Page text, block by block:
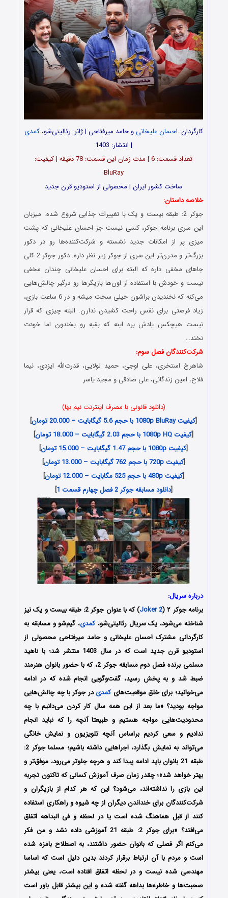
کارگردان: احسان علیخانیو حامد میرفتاحی | ژانر: رئالیتی‌شو،کمدی
| انتشار: 1403
تعداد قسمت‌: 6 | مدت زمان این قسمت: 78 دقیقه | کیفیت:
BluRay
ساخت کشور ایران | محصولی از استودیو قرن جدید
خلاصه داستان:
جوکر 2: طبقه بیست و یک با تغییرات جذابی شروع شده. میزبان
این سری برنامه جوکر، کسی نیست جز احسان علیخانی که پشت
میزی پر از امکانات جدید نشسته و شرکت‌کننده‌ها رو در دکور
بزرگ‌تر و مدرن‌تر این سری از جوکر زیر نظر داره. دکور جوکر 2 کلی
جاهای مخفی داره که البته برای احسان علیخانی چندان مخفی
نیست و خودش با استفاده از اون‌ها بازیگرها رو درگیر چالش‌هایی
می‌کنه که نخندیدن براشون خیلی سخت میشه و در 6 ساعت بازی،
زیاد فرصتی برای نفس راحت کشیدن ندارن. البته چیزی که قرار
نیست هیچکس یادش بره اینه که بقیه رو بخندون اما خودت
نخند…
شرکت‌کنندگان فصل سوم:
شاهرخ استخری، علی اوجی، حمید لولایی، قدرت‌الله ایزدی، نیما
فلاح، امین زندگانی، علی صادقی و مجید یاسر
(دانلود قانونی با مصرف اینترنت نیم بها)
[کیفیت 1080p BluRay با حجم 5.6 گیگابایت – 20.000 تومان
]
[کیفیت 1080p HQ با حجم 2.03 گیگابایت – 18.000 تومان
]
[کیفیت 1080p با حجم 1.47 گیگابایت – 15.000 تومان
]
[کیفیت 720p با حجم 762 گیگابایت – 13.000 تومان
]
[کیفیت 480p با حجم 525 مگابایت – 12.000 تومان
]
[دانلود مسابقه جوکر 2 فصل چهارم قسمت 1 ]
درباره سریال:
برنامه جوکر ۲ (
Joker 2
) که با عنوان جوکر 2: طبقه بیست و یک نیز
شناخته می‌شود، یک سریال رئالیتی‌شو،کمدی، گیم‌شو و مسابقه به
کارگردانی مشترک احسان علیخانی و حامد میرفتاحی محصولی از
استودیو قرن جدید است که در سال 1403 منتشر شد؛ با ناهید
مسلمی برنده فصل دوم مسابقه جوکر 2، که با حضور بانوان هنرمند
ضبط شد و به پخش رسید، گفت‌وگویی انجام شده که در ادامه
می‌خوانید؛ برای خلق موقعیت‌هایکمدیدر جوکر با چه چالش‌هایی
مواجه بودید؟ «ما بعد از این همه سال کار کردن می‌دانیم با چه
محدودیت‌هایی مواجه هستیم و طبیعتا آنچه را که نباید انجام
ندادیم و سعی کردیم براساس آنچه تلویزیون و نمایش خانگی
می‌تواند به نمایش بگذارد، اجراهایی داشته باشیم؛ مسلما جوکر 2:
طبقه 21 بانوان باید ادامه پیدا کند و هرچه جلوتر می‌رود، موفق‌تر و
بهتر خواهد شد»؛ چقدر زمان صرف آموزش کسانی که تاکنون تجربه
این بازی را نداشته‌اند، می‌شود؟ این که هر کدام از بازیگران و
شرکت‌کنندگان برای خنداندن دیگران از چه شیوه و راهکاری استفاده
کنند از قبل هماهنگ شده است یا در لحظه و فی البداهه اتفاق
می‌افتد؟ «برای جوکر 2: طبقه 21 آموزشی داده نشد و من فکر
می‌کنم اگر فصلی که بانوان حضور داشتند، به اصطلاح بامزه شده
است و مردم با آن ارتباط برقرار کردند بدین دلیل است که اساسا
مهندسی شده نیست و در لحظه اتفاق افتاده است، یعنی بیشتر
صحبت‌ها و خاطره‌ها بداهه گفته شده و این بیشتر قابل باور است